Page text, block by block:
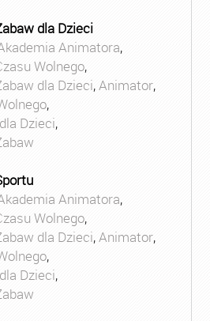
dla Dzieci
Animatora,
Wolnego,
dla Dzieci,Animator,
,
Dzieci,
Animatora,
Wolnego,
dla Dzieci,Animator,
,
Dzieci,